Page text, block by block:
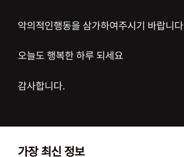
악의적인행동을 삼가하여주시기 바랍니다
오늘도 행복한 하루 되세요
감사합니다.
가장 최신 정보